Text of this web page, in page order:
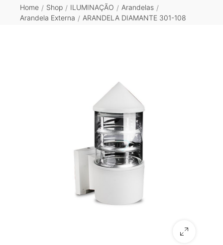
Home / Shop / ILUMINAÇÃO / Arandelas /
Arandela Externa / ARANDELA DIAMANTE 301-108